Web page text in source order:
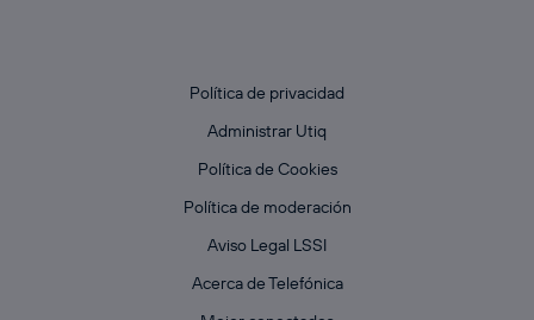
Política de privacidad
Administrar Utiq
Política de Cookies
Política de moderación
Aviso Legal LSSI
Acerca de Telefónica